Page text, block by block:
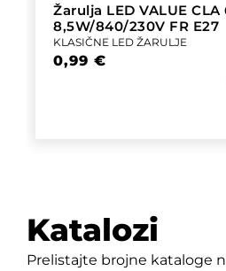
Žarulja LED VALUE CLA
8,5W/840/230V FR E27
KLASIČNE LED ŽARULJE
0,99 €
Katalozi
Prelistajte brojne kataloge